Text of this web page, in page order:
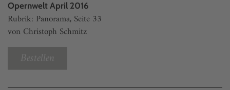
Opernwelt April 2016
Rubrik: Panorama, Seite 33
von Christoph Schmitz
Bestellen